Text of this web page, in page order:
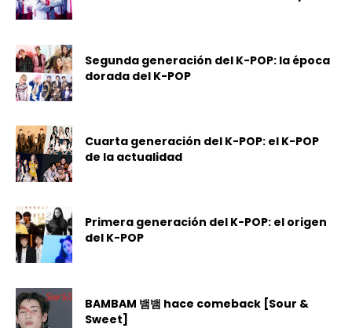
Segunda generación del K-POP: la época
dorada del K-POP
Cuarta generación del K-POP: el K-POP
de la actualidad
Primera generación del K-POP: el origen
del K-POP
BAMBAM 뱀뱀 hace comeback [Sour &
Sweet]